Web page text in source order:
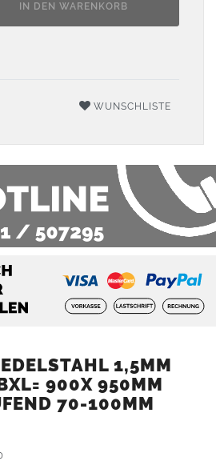
IN DEN WARENKORB
WUNSCHLISTE
1,5MM
900X 950MM (
70-100MM Ü